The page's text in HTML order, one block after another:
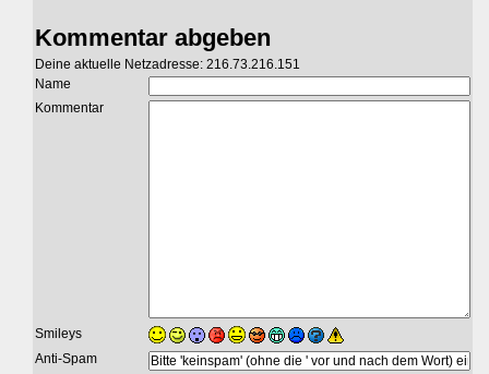
Kommentar abgeben
Deine aktuelle Netzadresse: 216.73.216.151
Name
Kommentar
Smileys
Anti-Spam